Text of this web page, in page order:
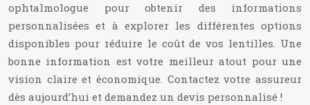
ophtalmologue pour obtenir des informations
personnalisées et à explorer les différentes options
disponibles pour réduire le coût de vos lentilles. Une
bonne information est votre meilleur atout pour une
vision claire et économique. Contactez votre assureur
dès aujourd’hui et demandez un devis personnalisé !